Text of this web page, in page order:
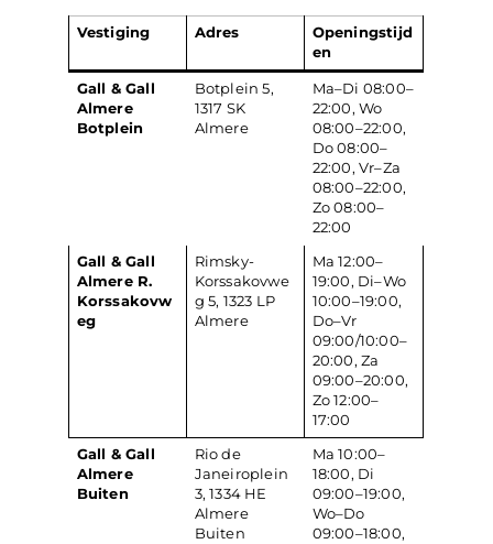
Vestiging Adres
Openingstijd
en
Gall & Gall
Almere
Botplein
Botplein 5,
1317 SK
Almere
Ma–Di 08:00–
22:00, Wo
08:00–22:00,
Do 08:00–
22:00, Vr–Za
08:00–22:00,
Zo 08:00–
22:00
Gall & Gall
Almere R.
Korssakovw
eg
Rimsky-
Korssakovwe
g 5, 1323 LP
Almere
Ma 12:00–
19:00, Di–Wo
10:00–19:00,
Do–Vr
09:00/10:00–
20:00, Za
09:00–20:00,
Zo 12:00–
17:00
Gall & Gall
Almere
Buiten
Rio de
Janeiroplein
3, 1334 HE
Almere
Buiten
Ma 10:00–
18:00, Di
09:00–19:00,
Wo–Do
09:00–18:00,